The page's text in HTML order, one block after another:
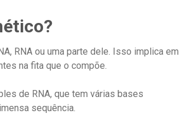
RNA ou uma parte dele. Isso implica em
na fita que o compõe.
de RNA, que tem várias bases
sequência.